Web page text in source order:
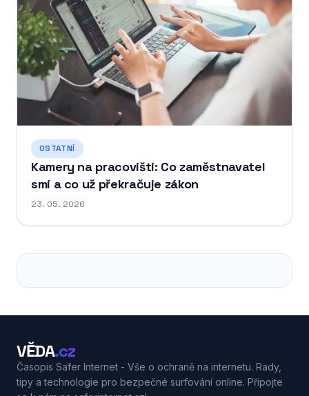
OSTATNÍ
Kamery na pracovišti: Co zaměstnavatel
smí a co už překračuje zákon
23. 05. 2026
VĚDA.cz
Časopis Safer Internet - Vše o ochraně na internetu. Rady,
tipy a technologie pro bezpečné surfování online. Připojte